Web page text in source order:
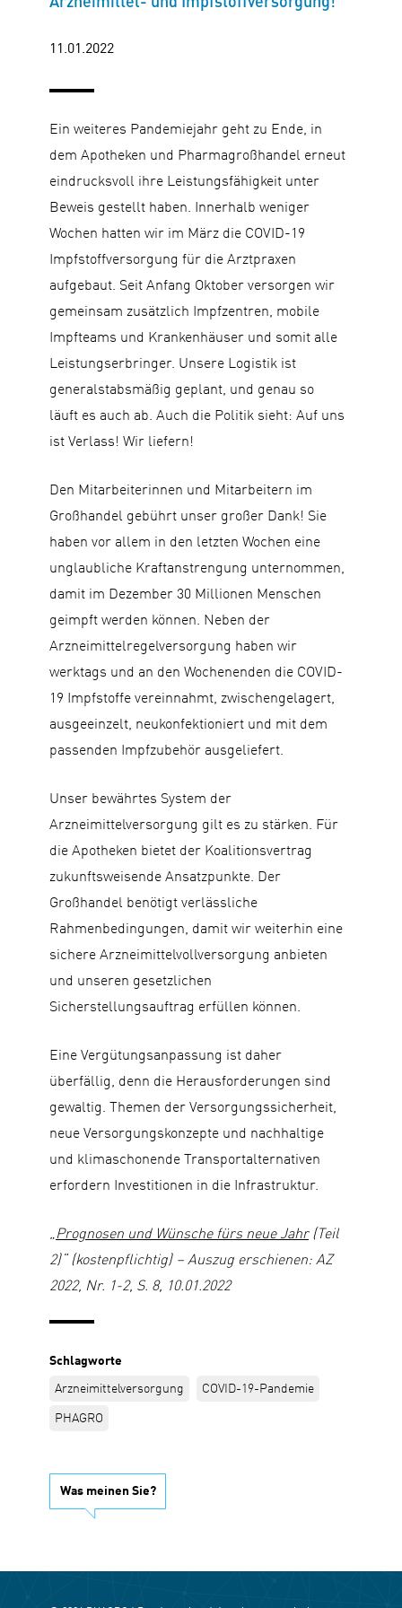
11.01.2022
Ein weiteres Pandemiejahr geht zu Ende, in
dem Apotheken und Pharmagroßhandel erneut
eindrucksvoll ihre Leistungsfähigkeit unter
Beweis gestellt haben. Innerhalb weniger
Wochen hatten wir im März die COVID-19
Impfstoffversorgung für die Arztpraxen
aufgebaut. Seit Anfang Oktober versorgen wir
gemeinsam zusätzlich Impfzentren, mobile
Impfteams und Krankenhäuser und somit alle
Leistungserbringer. Unsere Logistik ist
generalstabsmäßig geplant, und genau so
läuft es auch ab. Auch die Politik sieht: Auf uns
ist Verlass! Wir liefern!
Den Mitarbeiterinnen und Mitarbeitern im
Großhandel gebührt unser großer Dank! Sie
haben vor allem in den letzten Wochen eine
unglaubliche Kraftanstrengung unternommen,
damit im Dezember 30 Millionen Menschen
geimpft werden können. Neben der
Arzneimittelregelversorgung haben wir
werktags und an den Wochenenden die COVID-
19 Impfstoffe vereinnahmt, zwischengelagert,
ausgeeinzelt, neukonfektioniert und mit dem
passenden Impfzubehör ausgeliefert.
Unser bewährtes System der
Arzneimittelversorgung gilt es zu stärken. Für
die Apotheken bietet der Koalitionsvertrag
zukunftsweisende Ansatzpunkte. Der
Großhandel benötigt verlässliche
Rahmenbedingungen, damit wir weiterhin eine
sichere Arzneimittelvollversorgung anbieten
und unseren gesetzlichen
Sicherstellungsauftrag erfüllen können.
Eine Vergütungsanpassung ist daher
überfällig, denn die Herausforderungen sind
gewaltig. Themen der Versorgungssicherheit,
neue Versorgungskonzepte und nachhaltige
und klimaschonende Transportalternativen
erfordern Investitionen in die Infrastruktur.
„Prognosen und Wünsche fürs neue Jahr(Teil
2)“ (kostenpflichtig) – Auszug erschienen: AZ
2022, Nr. 1-2, S. 8, 10.01.2022
Schlagworte
Arzneimittelversorgung
COVID-19-Pandemie
PHAGRO
Was meinen Sie?